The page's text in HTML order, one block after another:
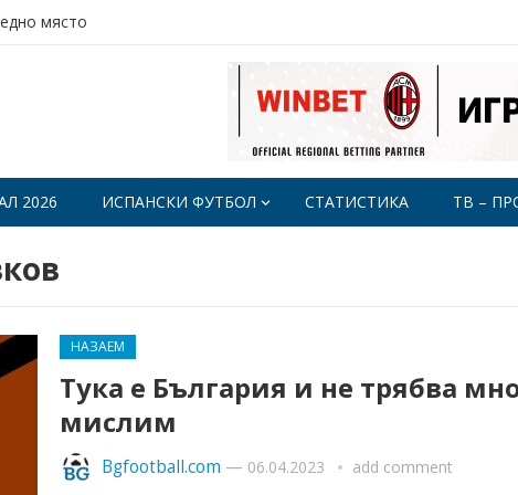
място
2026 ИСПАНСКИ ФУТБОЛ СТАТИСТИКА ТВ –
НАЗАЕМ
Тука е България и не трябва
мислим
Bgfootball.com — 06.04.2023 add comment